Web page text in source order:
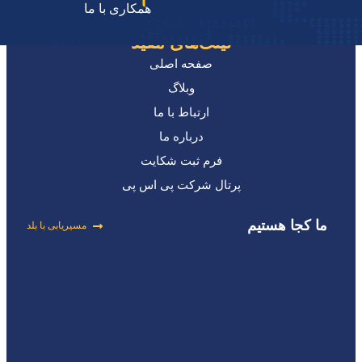
همکاری با ما
لینک‌های مفید
صفحه اصلی
وبلاگ
ارتباط با ما
درباره ما
فرم ثبت شکایت
پرتال شرکت پی اس پی
ما کجا هستیم مسیریابی با بلد